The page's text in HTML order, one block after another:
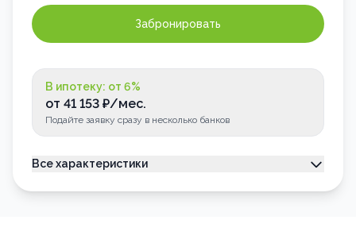
Забронировать
В ипотеку: от 6%
от 41 153 ₽/мес.
Подайте заявку сразу в несколько банков
Все характеристики